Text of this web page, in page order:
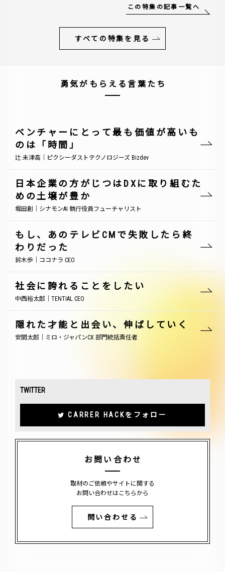
この特集の記事一覧へ
すべての特集を見る
勇気がもらえる言葉たち
ベンチャーにとって最も価値が高いも
のは「時間」
辻 未津高｜ピクシーダストテクノロジーズ Bizdev
日本企業の方がじつはDXに取り組むた
めの土壌が豊か
堀田創｜シナモンAI 執行役員フューチャリスト
もし、あのテレビCMで失敗したら終
わりだった
鈴木歩｜ココナラ CEO
社会に誇れることをしたい
中西裕太郎｜TENTIAL CEO
隠れた才能と出会い、伸ばしていく
安間太郎｜ミロ・ジャパンCX 部門統括責任者
TWITTER
CARRER HACKをフォロー
お問い合わせ
取材のご依頼やサイトに関する
お問い合わせはこちらから
問い合わせる